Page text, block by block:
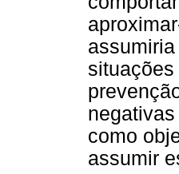
como
assumir